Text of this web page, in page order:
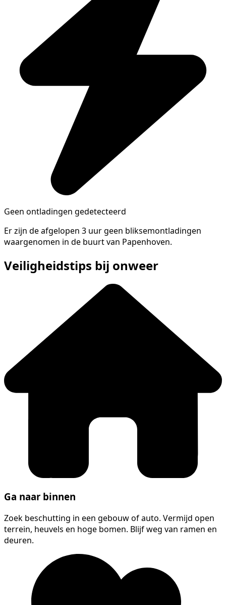
Geen ontladingen gedetecteerd
Er zijn de afgelopen 3 uur geen bliksemontladingen
waargenomen in de buurt van Papenhoven.
Veiligheidstips bij onweer
Ga naar binnen
Zoek beschutting in een gebouw of auto. Vermijd open
terrein, heuvels en hoge bomen. Blijf weg van ramen en
deuren.